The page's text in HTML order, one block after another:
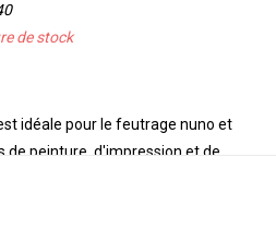
de stock
idéale pour le feutrage nuno et
peinture, d'impression et de
ce qui rend cette qualité